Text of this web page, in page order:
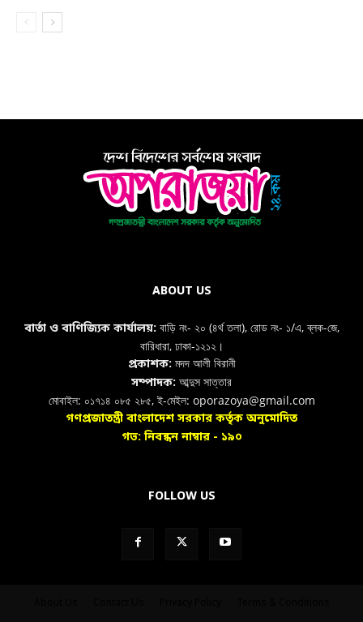
ABOUT US
বার্তা ও বাণিজ্যিক কার্যালয়: বাড়ি নং- ২০ (৪র্থ তলা), রোড নং- ১/এ, ব্লক-জে,
বারিধারা, ঢাকা-১২১২।
প্রকাশক:মদদ আলী বিরানী
সম্পাদক: আব্দুস সাত্তার
মোবাইল: ০১৭১৪ ০৮৫ ২৮৫, ই-মেইল: oporazoya@gmail.com
গণপ্রজাতন্ত্রী বাংলাদেশ সরকার কর্তৃক অনুমোদিত
গভ: নিবন্ধন নাম্বার - ১৯০
FOLLOW US